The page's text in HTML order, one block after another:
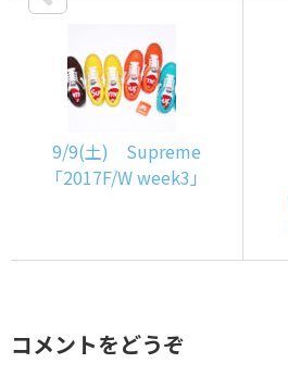
9/9(土) Supreme
「2017F/W week3」
コメントをどうぞ